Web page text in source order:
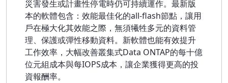
災害發生或計畫性停電時仍可持續運作。最新版
本的軟體包含：效能最佳化的all-flash節點，讓用
戶在極大化其效能之際，無須犧牲多元的資料管
理、保護或彈性移動資料。新軟體也能有效提升
工作效率，大幅改善叢集式Data ONTAP的每十億
位元組成本與每IOPS成本，讓企業獲得更高的投
資報酬率。